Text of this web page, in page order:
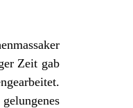
Zeit gab